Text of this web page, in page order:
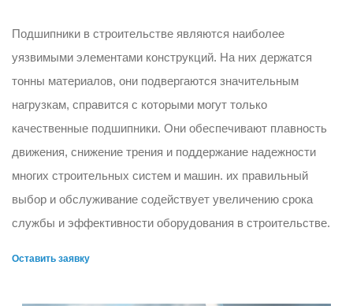
Подшипники в строительстве являются наиболее
уязвимыми элементами конструкций. На них держатся
тонны материалов, они подвергаются значительным
нагрузкам, справится с которыми могут только
качественные подшипники. Они обеспечивают плавность
движения, снижение трения и поддержание надежности
многих строительных систем и машин. их правильный
выбор и обслуживание содействует увеличению срока
службы и эффективности оборудования в строительстве.
Оставить заявку